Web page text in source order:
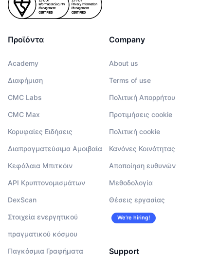
Προϊόντα
Academy
Διαφήμιση
CMC Labs
CMC Max
Κορυφαίες Ειδήσεις
Διαπραγματεύσιμα Αμοιβαία
Κεφάλαια Μπιτκόιν
API Κρυπτονομισμάτων
DexScan
Στοιχεία ενεργητικού
πραγματικού κόσμου
Παγκόσμια Γραφήματα
Company
About us
Terms of use
Πολιτική Απορρήτου
Προτιμήσεις cookie
Πολιτική cookie
Κανόνες Κοινότητας
Αποποίηση ευθυνών
Μεθοδολογία
Θέσεις εργασίας
We’re hiring!
Support